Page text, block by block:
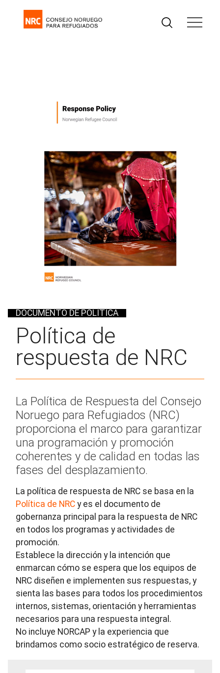
DOCUMENTO DE POLÍTICA
Política de
respuesta de NRC
La Política de Respuesta del Consejo
Noruego para Refugiados (NRC)
proporciona el marco para garantizar
una programación y promoción
coherentes y de calidad en todas las
fases del desplazamiento.
La política de respuesta de NRC se basa en la
Política de NRC y es el documento de
gobernanza principal para la respuesta de NRC
en todos los programas y actividades de
promoción.
Establece la dirección y la intención que
enmarcan cómo se espera que los equipos de
NRC diseñen e implementen sus respuestas, y
sienta las bases para todos los procedimientos
internos, sistemas, orientación y herramientas
necesarios para una respuesta integral.
No incluye NORCAP y la experiencia que
brindamos como socio estratégico de reserva.